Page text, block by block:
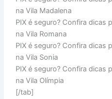
na Vila Madalena
PIX é seguro? Confira dicas
na Vila Romana
PIX é seguro? Confira dicas
na Vila Sonia
PIX é seguro? Confira dicas
na Vila Olímpia
[/tab]